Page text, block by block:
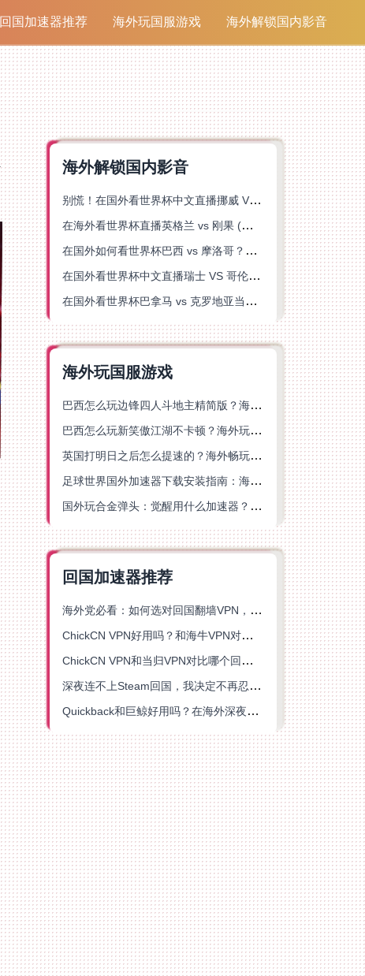
回国加速器推荐 海外玩国服游戏 海外解锁国内影音
海外解锁国内影音
别慌！在国外看世界杯中文直播挪威 VS 英格兰仅限中国大陆？这篇指南帮你搞定
在海外看世界杯直播英格兰 vs 刚果 (金)当前地区不可播放？这篇指南帮你突破所有限制
在国外如何看世界杯巴西 vs 摩洛哥？海外党专属体育观赛指南来了
在国外看世界杯中文直播瑞士 VS 哥伦比亚当前地区不可播放？这篇指南帮你搞定
在国外看世界杯巴拿马 vs 克罗地亚当前地区不可播放？这篇指南帮你轻松解决海外体育直播难题
海外玩国服游戏
巴西怎么玩边锋四人斗地主精简版？海外游戏党的加速器终极选择
巴西怎么玩新笑傲江湖不卡顿？海外玩家国服游戏加速终极指南（附猫和老鼠一梦江湖实测）
英国打明日之后怎么提速的？海外畅玩国服游戏终极指南
足球世界国外加速器下载安装指南：海外党畅玩国服游戏的终极解决方案
国外玩合金弹头：觉醒用什么加速器？一份写给海外游子的畅玩指南
回国加速器推荐
海外党必看：如何选对回国翻墙VPN，无缝解锁国内资源？
ChickCN VPN好用吗？和海牛VPN对比哪个回国效果更好？
ChickCN VPN和当归VPN对比哪个回国效果更好？海外党亲测后选了它
深夜连不上Steam回国，我决定不再忍受这数字鸿沟
Quickback和巨鲸好用吗？在海外深夜想刷B站、追爱奇艺的你，或许正需要这份答案